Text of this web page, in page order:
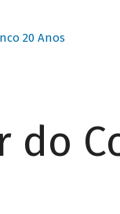
20 Anos
do